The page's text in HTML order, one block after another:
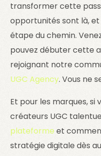
transformer cette
opportunités sont là, et
étape du chemin.
pouvez débuter cette
rejoignant notre
UGC Agency. Vous ne
Et pour les marques, si
créateurs UGC
plateforme et
stratégie digitale dès